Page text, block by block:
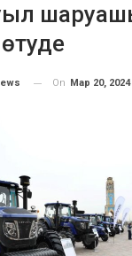
On Мар 20, 2024